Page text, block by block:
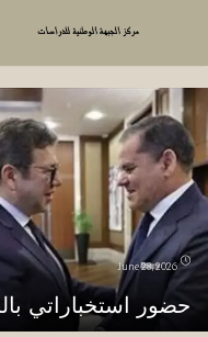
June 28, 2026
حضور استخباراتي